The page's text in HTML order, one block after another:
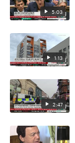
5:03
1:13
2:47